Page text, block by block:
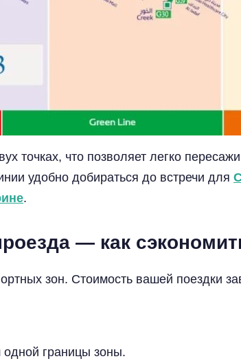
точках, что позволяет легко
удобно добираться до встречи для
.
— как
зон. Стоимость вашей поездки
одной границы зоны.